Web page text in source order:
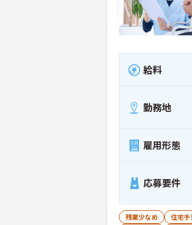
給料
勤務地
雇用形態
応募要件
残業少なめ 住宅手